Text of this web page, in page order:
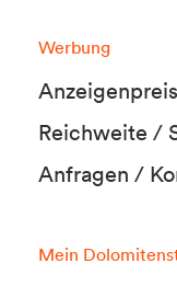
Werbung
Reichweite /
Anfragen /
Mein